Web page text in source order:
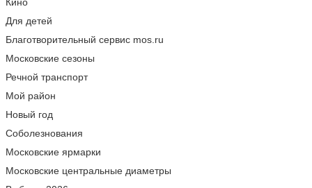
Кино
Для детей
Благотворительный сервис mos.ru
Московские сезоны
Речной транспорт
Мой район
Новый год
Соболезнования
Московские ярмарки
Московские центральные диаметры